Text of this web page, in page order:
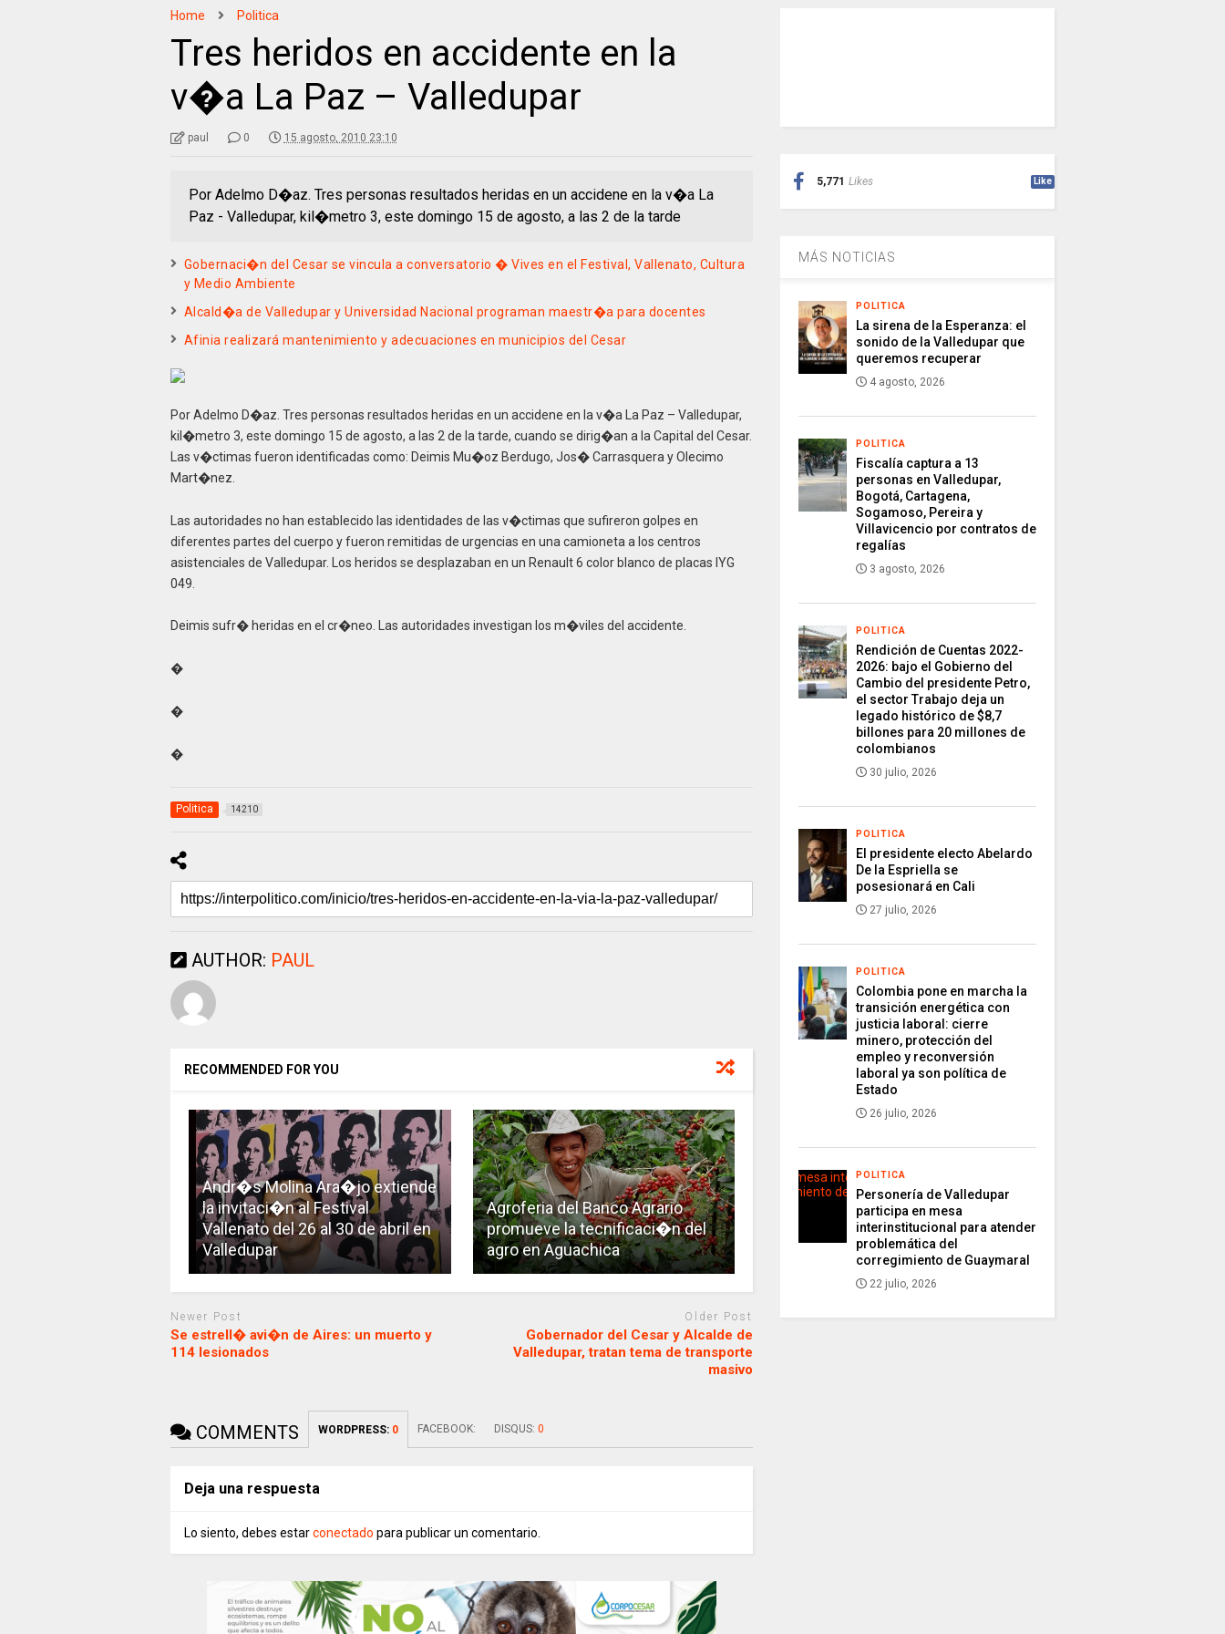
Home Politica
Tres heridos en accidente en la
v�a La Paz – Valledupar
paul 0 15 agosto, 2010 23:10
Por Adelmo D�az. Tres personas resultados heridas en un accidene en la v�a La
Paz - Valledupar, kil�metro 3, este domingo 15 de agosto, a las 2 de la tarde
Gobernaci�n del Cesar se vincula a conversatorio � Vives en el Festival, Vallenato, Cultura
y Medio Ambiente
Alcald�a de Valledupar y Universidad Nacional programan maestr�a para docentes
Afinia realizará mantenimiento y adecuaciones en municipios del Cesar
Por Adelmo D�az. Tres personas resultados heridas en un accidene en la v�a La Paz – Valledupar,
kil�metro 3, este domingo 15 de agosto, a las 2 de la tarde, cuando se dirig�an a la Capital del Cesar.
Las v�ctimas fueron identificadas como: Deimis Mu�oz Berdugo, Jos� Carrasquera y Olecimo
Mart�nez.
Las autoridades no han establecido las identidades de las v�ctimas que sufireron golpes en
diferentes partes del cuerpo y fueron remitidas de urgencias en una camioneta a los centros
asistenciales de Valledupar. Los heridos se desplazaban en un Renault 6 color blanco de placas IYG
049.
Deimis sufr� heridas en el cr�neo. Las autoridades investigan los m�viles del accidente.
�
�
�
Politica 14210
AUTHOR: PAUL
RECOMMENDED FOR YOU
Andr�s Molina Ara�jo extiende
la invitaci�n al Festival
Vallenato del 26 al 30 de abril en
Valledupar
Agroferia del Banco Agrario
promueve la tecnificaci�n del
agro en Aguachica
Newer Post
Se estrell� avi�n de Aires: un muerto y
114 lesionados
Older Post
Gobernador del Cesar y Alcalde de
Valledupar, tratan tema de transporte
masivo
COMMENTS WORDPRESS: 0 FACEBOOK: DISQUS: 0
Deja una respuesta
Lo siento, debes estarconectado para publicar un comentario.
5,771 Likes Like
MÁS NOTICIAS
POLITICA
La sirena de la Esperanza: el
sonido de la Valledupar que
queremos recuperar
4 agosto, 2026
POLITICA
Fiscalía captura a 13
personas en Valledupar,
Bogotá, Cartagena,
Sogamoso, Pereira y
Villavicencio por contratos de
regalías
3 agosto, 2026
POLITICA
Rendición de Cuentas 2022-
2026: bajo el Gobierno del
Cambio del presidente Petro,
el sector Trabajo deja un
legado histórico de $8,7
billones para 20 millones de
colombianos
30 julio, 2026
POLITICA
El presidente electo Abelardo
De la Espriella se
posesionará en Cali
27 julio, 2026
POLITICA
Colombia pone en marcha la
transición energética con
justicia laboral: cierre
minero, protección del
empleo y reconversión
laboral ya son política de
Estado
26 julio, 2026
POLITICA
Personería de Valledupar
participa en mesa
interinstitucional para atender
problemática del
corregimiento de Guaymaral
22 julio, 2026